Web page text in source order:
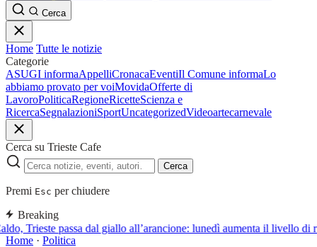
Cerca
Home Tutte le notizie
Categorie
ASUGI informaAppelliCronacaEventiIl Comune informaLo
abbiamo provato per voiMovidaOfferte di
LavoroPoliticaRegioneRicetteScienza e
RicercaSegnalazioniSportUncategorizedVideoartecarnevale
Cerca su Trieste Cafe
Cerca
Premi Esc per chiudere
Breaking
Trieste passa dal giallo all’arancione: lunedì aumenta il livello di
Home · Politica